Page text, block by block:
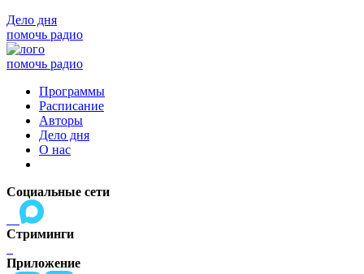
Дело дня
помочь радио
помочь радио
Программы
Расписание
Авторы
Дело дня
О нас
Социальные сети
Стриминги
Приложение